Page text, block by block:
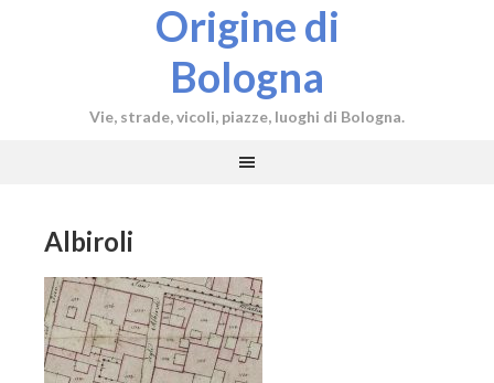
Origine di
Bologna
Vie, strade, vicoli, piazze, luoghi di Bologna.
Albiroli